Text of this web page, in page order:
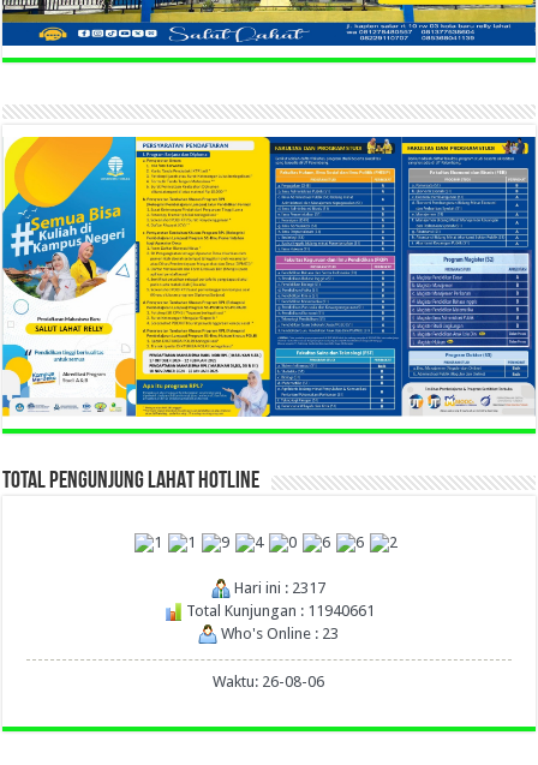
TOTAL PENGUNJUNG LAHAT HOTLINE
Hari ini : 2317
Total Kunjungan : 11940661
Who's Online : 23
Waktu: 26-08-06